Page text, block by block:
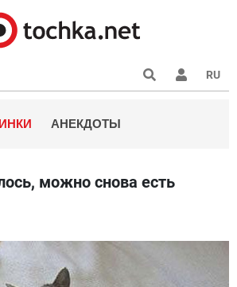
RU
АНЕКДОТЫ
можно снова есть